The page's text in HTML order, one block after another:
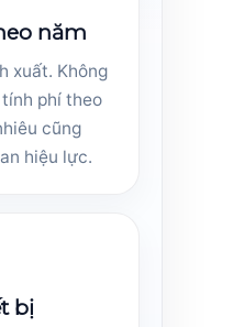
năm
xuất. Không
phí theo
cũng
hiệu lực.
bị